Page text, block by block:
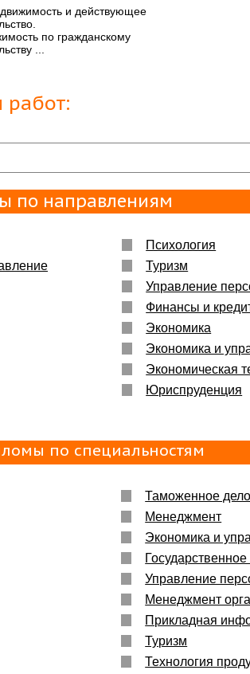
и действующее
по гражданскому
...
по направлениям
Психология
Туризм
Управление
Финансы и
Экономика
Экономика и
Экономическая
Юриспруденция
по специальностям
Таможенное дело
Менеджмент
Экономика и
Управление
Менеджмент
Прикладная
Туризм
Технология